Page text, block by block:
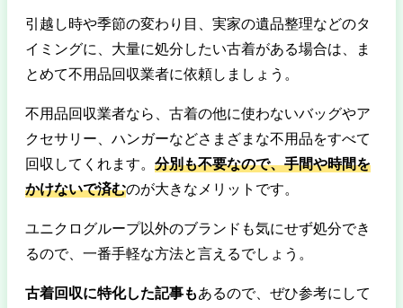
引越し時や季節の変わり目、実家の遺品整理などのタ
イミングに、大量に処分したい古着がある場合は、ま
とめて不用品回収業者に依頼しましょう。
不用品回収業者なら、古着の他に使わないバッグやア
クセサリー、ハンガーなどさまざまな不用品をすべて
回収してくれます。 分別も不要なので、手間や時間を
かけないで済むのが大きなメリットです。
ユニクログループ以外のブランドも気にせず処分でき
るので、一番手軽な方法と言えるでしょう。
古着回収に特化した記事もあるので、ぜひ参考にして